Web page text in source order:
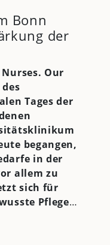
Bonn
der
Our
Tages der
begangen,
in der
allem zu
sich für
Pflege…